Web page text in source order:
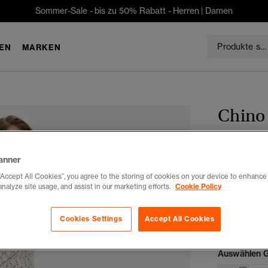
Sommer-Sale - bis zu 50% Rabatt - Herren | Damen
MARKEN
Du sparst 30 %
Auswählen
All Cookies”, you agree to the storing of cookies on your device to
site usage, and assist in our marketing efforts. Cookie Policy
Accept All Cookies
Cookies Settings